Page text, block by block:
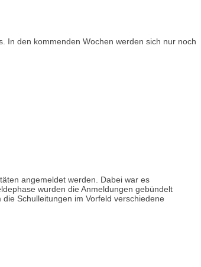
In den kommenden Wochen werden sich nur noch
angemeldet werden. Dabei war es
wurden die Anmeldungen gebündelt
Schulleitungen im Vorfeld verschiedene